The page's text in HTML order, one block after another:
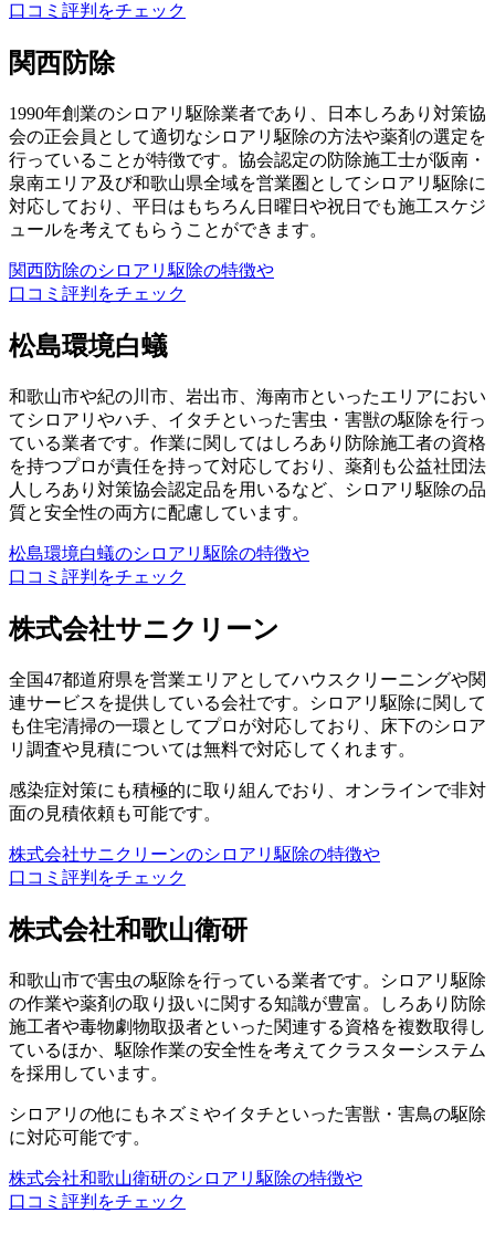
口コミ評判をチェック
関西防除
1990年創業のシロアリ駆除業者であり、日本しろあり対策協
会の正会員として適切なシロアリ駆除の方法や薬剤の選定を
行っていることが特徴です。協会認定の防除施工士が阪南・
泉南エリア及び和歌山県全域を営業圏としてシロアリ駆除に
対応しており、平日はもちろん日曜日や祝日でも施工スケジ
ュールを考えてもらうことができます。
関西防除のシロアリ駆除の特徴や
口コミ評判をチェック
松島環境白蟻
和歌山市や紀の川市、岩出市、海南市といったエリアにおい
てシロアリやハチ、イタチといった害虫・害獣の駆除を行っ
ている業者です。作業に関してはしろあり防除施工者の資格
を持つプロが責任を持って対応しており、薬剤も公益社団法
人しろあり対策協会認定品を用いるなど、シロアリ駆除の品
質と安全性の両方に配慮しています。
松島環境白蟻のシロアリ駆除の特徴や
口コミ評判をチェック
株式会社サニクリーン
全国47都道府県を営業エリアとしてハウスクリーニングや関
連サービスを提供している会社です。シロアリ駆除に関して
も住宅清掃の一環としてプロが対応しており、床下のシロア
リ調査や見積については無料で対応してくれます。
感染症対策にも積極的に取り組んでおり、オンラインで非対
面の見積依頼も可能です。
株式会社サニクリーンのシロアリ駆除の特徴や
口コミ評判をチェック
株式会社和歌山衛研
和歌山市で害虫の駆除を行っている業者です。シロアリ駆除
の作業や薬剤の取り扱いに関する知識が豊富。しろあり防除
施工者や毒物劇物取扱者といった関連する資格を複数取得し
ているほか、駆除作業の安全性を考えてクラスターシステム
を採用しています。
シロアリの他にもネズミやイタチといった害獣・害鳥の駆除
に対応可能です。
株式会社和歌山衛研のシロアリ駆除の特徴や
口コミ評判をチェック